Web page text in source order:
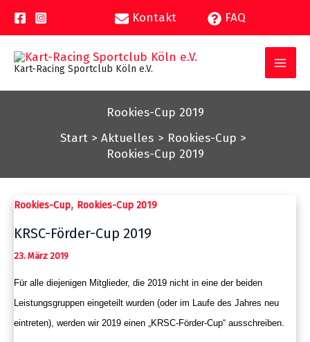
Inhalt
Kontakt FAQ
Kart-Racing Sportclub Köln e.V.
Rookies-Cup 2019
Start
Aktuelles
Rookies-Cup
Rookies-Cup 2019
Rookies-Cup, Rookies-Cup 2019
KRSC-Förder-Cup 2019
23. März 2019
Für alle diejenigen Mitglieder, die 2019 nicht in eine der beiden
Leistungsgruppen eingeteilt wurden (oder im Laufe des Jahres neu
eintreten), werden wir 2019 einen „KRSC-Förder-Cup“ ausschreiben.